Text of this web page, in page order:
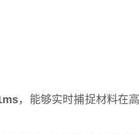
，能够实时捕捉材料在